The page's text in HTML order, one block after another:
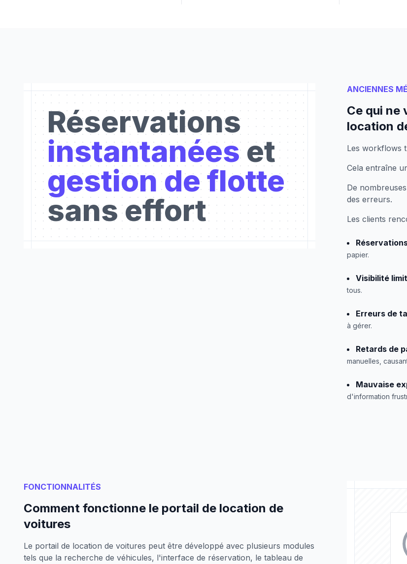
Réservations
instantanéeset
gestion de flotte
sans effort
ANCIENNES
Ce qui ne
location
Les workflows
Cela entraîne
De
des erreurs.
Les clients
papier.
Visibilité
tous.
Erreurs de
à gérer.
Retards de
manuelles,
Mauvaise
d'information
FONCTIONNALITÉS
Comment fonctionne le portail de location de
voitures
Le portail de location de voitures peut être développé avec plusieurs modules
tels que la recherche de véhicules, l'interface de réservation, le tableau de